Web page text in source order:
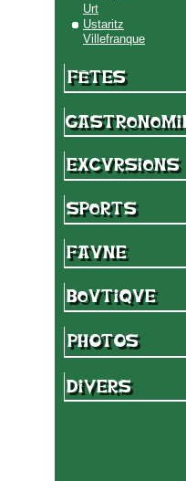
Urt
Ustaritz
Villefranque